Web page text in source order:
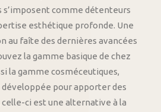
s’imposent comme détenteurs
esthétique profonde. Une
au faîte des dernières avancées
la gamme basique de chez
la gamme cosméceutiques,
pour apporter des
ci est une alternative à la